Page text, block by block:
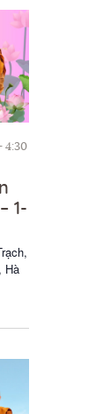
4:30
1-
Hà